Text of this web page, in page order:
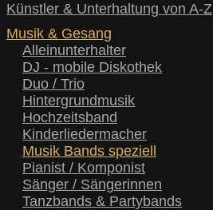
Künstler & Unterhaltung von A-Z
Musik & Gesang
Alleinunterhalter
DJ - mobile Diskothek
Duo / Trio
Hintergrundmusik
Hochzeitsband
Kinderliedermacher
Musik Bands speziell
Pianist / Komponist
Sänger / Sängerinnen
Tanzbands & Partybands